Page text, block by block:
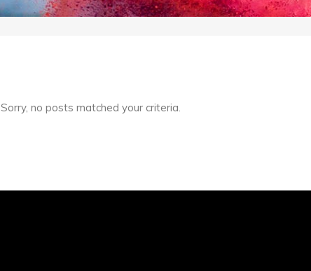
Sorry, no posts matched your criteria.